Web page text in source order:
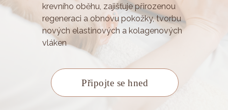
Připojte se hned
krevního oběhu, zajišťuje přirozenou
regeneraci a obnovu pokožky, tvorbu
nových elastinových a kolagenových
vláken